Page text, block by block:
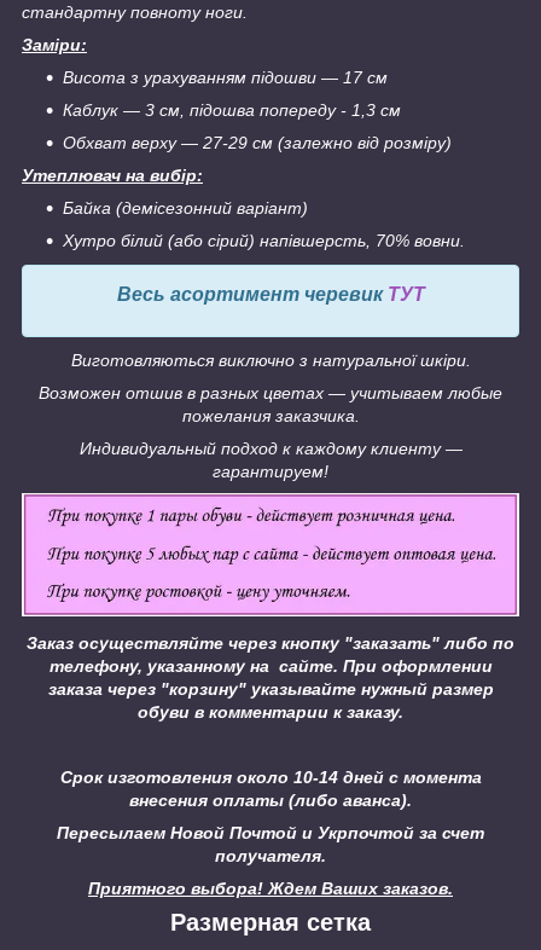
стандартну повноту ноги.
Заміри:
Висота з урахуванням підошви ― 17 см
Каблук ― 3 см, підошва попереду - 1,3 см
Обхват верху ― 27-29 см (залежно від розміру)
Утеплювач на вибір:
Байка (демісезонний варіант)
Хутро білий (або сірий) напівшерсть, 70% вовни.
Весь асортимент черевик ТУТ
Виготовляються виключно з натуральної шкіри.
Возможен отшив в разных цветах ― учитываем любые
пожелания заказчика.
Индивидуальный подход к каждому клиенту ―
гарантируем!
Заказ осуществляйте через кнопку "заказать" либо по
телефону, указанному на сайте. При оформлении
заказа через "корзину" указывайте нужный размер
обуви в комментарии к заказу.
Срок изготовления около 10-14 дней с момента
внесения оплаты (либо аванса).
Пересылаем Новой Почтой и Укрпочтой за счет
получателя.
Приятного выбора! Ждем Ваших заказов.
Размерная сетка